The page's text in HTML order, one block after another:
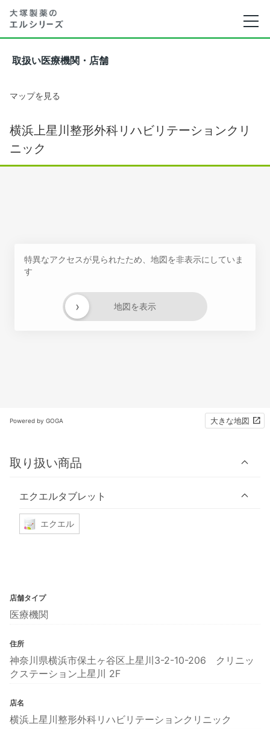
取扱い医療機関・店舗
マップを見る
横浜上星川整形外科リハビリテーションクリ
ニック
特異なアクセスが見られたため、地図を非表示にしていま
す
地図を表示
›
Powered by GOGA 大きな地図
取り扱い商品
エクエルタブレット
エクエル
店舗タイプ
医療機関
住所
神奈川県横浜市保土ヶ谷区上星川3-2-10-206 クリニッ
クステーション上星川 2F
店名
横浜上星川整形外科リハビリテーションクリニック